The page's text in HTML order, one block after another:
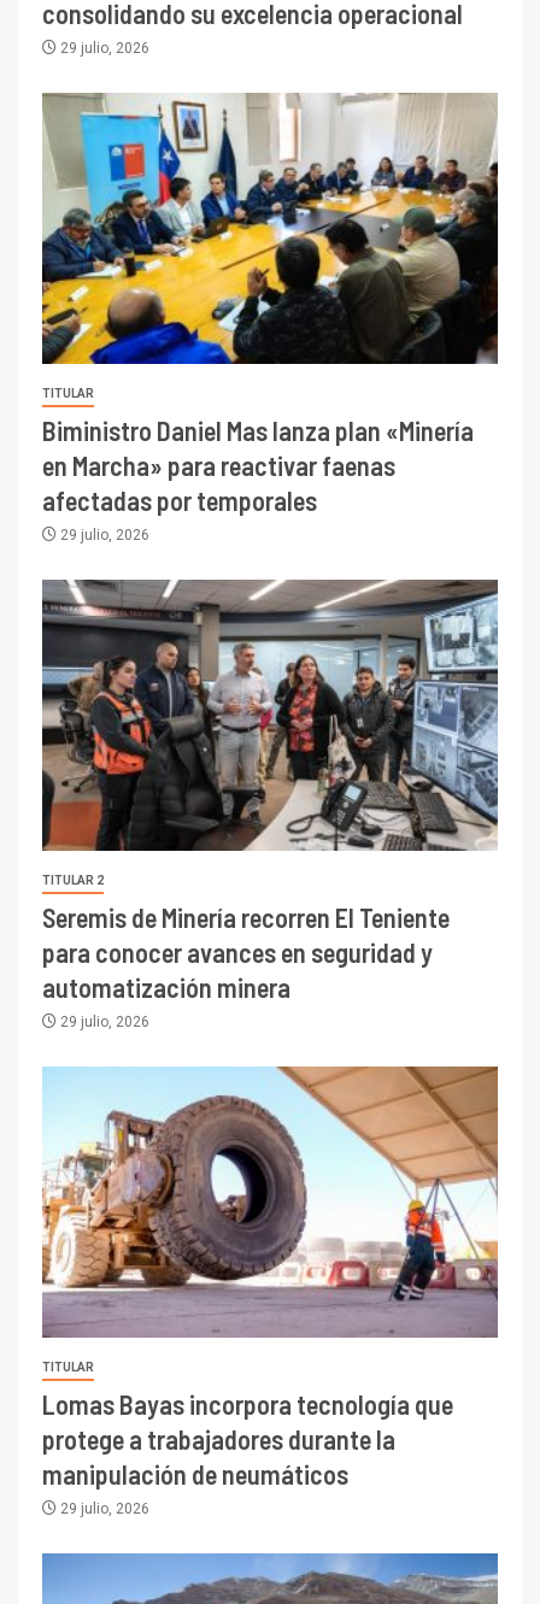
consolidando su excelencia operacional
29 julio, 2026
TITULAR
Biministro Daniel Mas lanza plan «Minería
en Marcha» para reactivar faenas
afectadas por temporales
29 julio, 2026
TITULAR 2
Seremis de Minería recorren El Teniente
para conocer avances en seguridad y
automatización minera
29 julio, 2026
TITULAR
Lomas Bayas incorpora tecnología que
protege a trabajadores durante la
manipulación de neumáticos
29 julio, 2026